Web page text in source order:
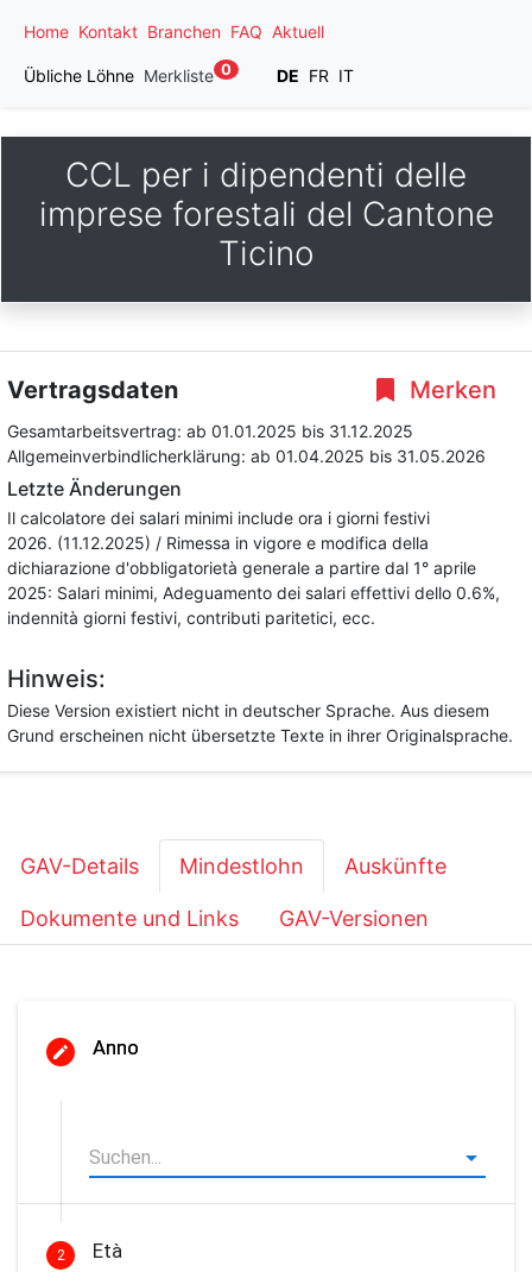
Home Kontakt Branchen FAQ Aktuell
Übliche Löhne Merkliste 0 DE FR IT
CCL per i dipendenti delle
imprese forestali del Cantone
Ticino
Merken
Vertragsdaten
Gesamtarbeitsvertrag: ab 01.01.2025 bis 31.12.2025
Allgemeinverbindlicherklärung: ab 01.04.2025 bis 31.05.2026
Letzte Änderungen
Il calcolatore dei salari minimi include ora i giorni festivi
2026. (11.12.2025) / Rimessa in vigore e modifica della
dichiarazione d'obbligatorietà generale a partire dal 1° aprile
2025: Salari minimi, Adeguamento dei salari effettivi dello 0.6%,
indennità giorni festivi, contributi paritetici, ecc.
Hinweis:
Diese Version existiert nicht in deutscher Sprache. Aus diesem
Grund erscheinen nicht übersetzte Texte in ihrer Originalsprache.
GAV-Details Mindestlohn Auskünfte
Dokumente und Links GAV-Versionen
Anno
2 Età